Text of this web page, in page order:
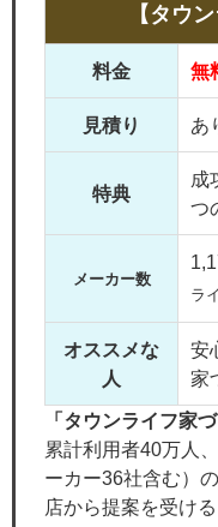
【タウ
料金 無
見積り あ
特典
成
つ
メーカー数
ラ
オススメな
人
安
家
「タウンライフ家づ
累計利用者40万人
ーカー36社含む）
店から提案を受け